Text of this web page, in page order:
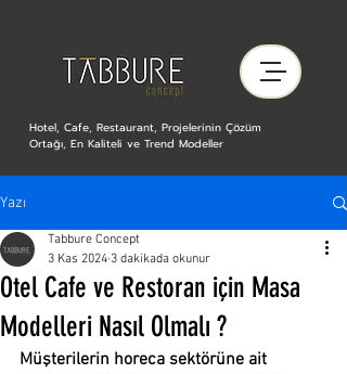
Hotel, Cafe, Restaurant, Projelerinin Çözüm
Ortağı, En Kaliteli ve Trend Modeller
Yazı
Otel Cafe ve Restoran için Masa
Modelleri Nasıl Olmalı ?
Tabbure Concept
3 Kas 2024 3 dakikada okunur
Müşterilerin horeca sektörüne ait